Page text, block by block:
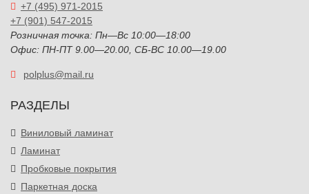
+7 (495) 971-2015
+7 (901) 547-2015
Розничная точка: Пн—Вс 10:00—18:00
Офис: ПН-ПТ 9.00—20.00, СБ-ВС 10.00—19.00
polplus@mail.ru
РАЗДЕЛЫ
Виниловый ламинат
Ламинат
Пробковые покрытия
Паркетная доска